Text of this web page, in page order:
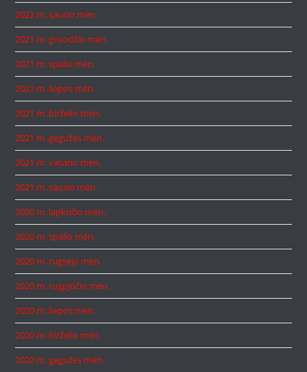
2022 m. sausio mėn.
2021 m. gruodžio mėn.
2021 m. spalio mėn.
2021 m. liepos mėn.
2021 m. birželio mėn.
2021 m. gegužės mėn.
2021 m. vasario mėn.
2021 m. sausio mėn.
2020 m. lapkričio mėn.
2020 m. spalio mėn.
2020 m. rugsėjo mėn.
2020 m. rugpjūčio mėn.
2020 m. liepos mėn.
2020 m. birželio mėn.
2020 m. gegužės mėn.